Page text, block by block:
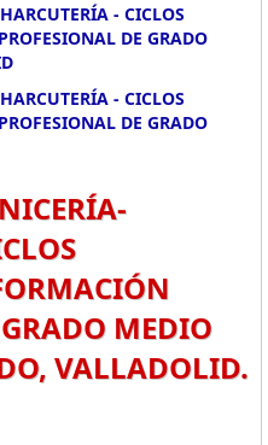
- CICLOS
DE GRADO
- CICLOS
DE GRADO
MEDIO
VALLADOLID.